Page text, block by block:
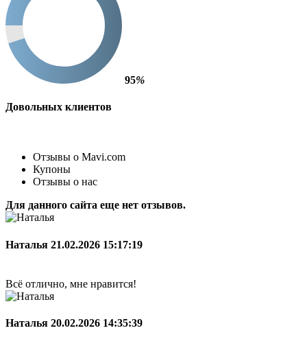
95%
Довольных клиентов
Отзывы о Mavi.com
Купоны
Отзывы о нас
Для данного сайта еще нет отзывов.
Наталья 21.02.2026 15:17:19
Всё отлично, мне нравится!
Наталья 20.02.2026 14:35:39